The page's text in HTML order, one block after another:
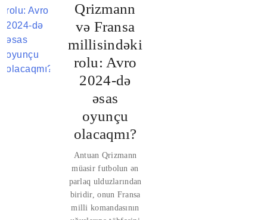
Qrizmann
və Fransa
millisindəki
rolu: Avro
2024-də
əsas
oyunçu
olacaqmı?
Antuan Qrizmann
müasir futbolun ən
parlaq ulduzlarından
biridir, onun Fransa
milli komandasının